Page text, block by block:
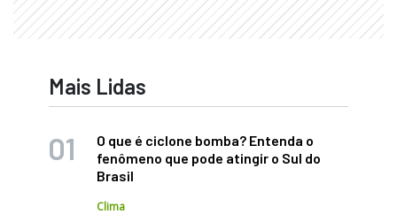
Mais Lidas
O que é ciclone bomba? Entenda o
fenômeno que pode atingir o Sul do
Brasil
Clima